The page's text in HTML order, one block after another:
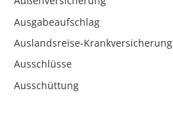
Ausgabeaufschlag
Auslandsreise-Krankversicherung
Ausschlüsse
Ausschüttung